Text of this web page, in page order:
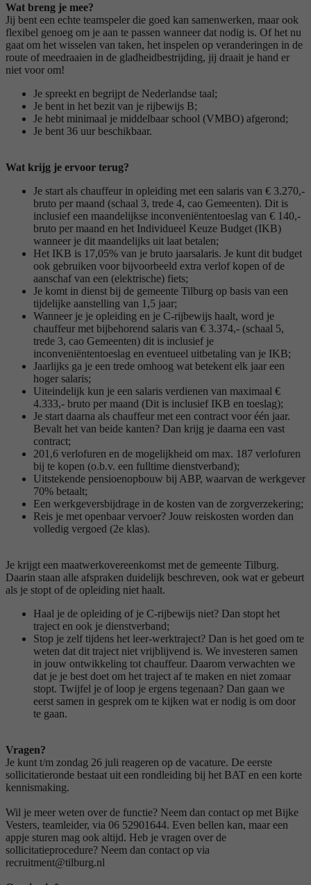
Wat breng je mee?
Jij bent een echte teamspeler die goed kan samenwerken, maar ook
flexibel genoeg om je aan te passen wanneer dat nodig is. Of het nu
gaat om het wisselen van taken, het inspelen op veranderingen in de
route of meedraaien in de gladheidbestrijding, jij draait je hand er
niet voor om!
Je spreekt en begrijpt de Nederlandse taal;
Je bent in het bezit van je rijbewijs B;
Je hebt minimaal je middelbaar school (VMBO) afgerond;
Je bent 36 uur beschikbaar.
Wat krijg je ervoor terug?
Je start als chauffeur in opleiding met een salaris van € 3.270,-
bruto per maand (schaal 3, trede 4, cao Gemeenten). Dit is
inclusief een maandelijkse inconveniëntentoeslag van € 140,-
bruto per maand en het Individueel Keuze Budget (IKB)
wanneer je dit maandelijks uit laat betalen;
Het IKB is 17,05% van je bruto jaarsalaris. Je kunt dit budget
ook gebruiken voor bijvoorbeeld extra verlof kopen of de
aanschaf van een (elektrische) fiets;
Je komt in dienst bij de gemeente Tilburg op basis van een
tijdelijke aanstelling van 1,5 jaar;
Wanneer je je opleiding en je C-rijbewijs haalt, word je
chauffeur met bijbehorend salaris van € 3.374,- (schaal 5,
trede 3, cao Gemeenten) dit is inclusief je
inconveniëntentoeslag en eventueel uitbetaling van je IKB;
Jaarlijks ga je een trede omhoog wat betekent elk jaar een
hoger salaris;
Uiteindelijk kun je een salaris verdienen van maximaal €
4.333,- bruto per maand (Dit is inclusief IKB en toeslag);
Je start daarna als chauffeur met een contract voor één jaar.
Bevalt het van beide kanten? Dan krijg je daarna een vast
contract;
201,6 verlofuren en de mogelijkheid om max. 187 verlofuren
bij te kopen (o.b.v. een fulltime dienstverband);
Uitstekende pensioenopbouw bij ABP, waarvan de werkgever
70% betaalt;
Een werkgeversbijdrage in de kosten van de zorgverzekering;
Reis je met openbaar vervoer? Jouw reiskosten worden dan
volledig vergoed (2e klas).
Je krijgt een maatwerkovereenkomst met de gemeente Tilburg.
Daarin staan alle afspraken duidelijk beschreven, ook wat er gebeurt
als je stopt of de opleiding niet haalt.
Haal je de opleiding of je C-rijbewijs niet? Dan stopt het
traject en ook je dienstverband;
Stop je zelf tijdens het leer-werktraject? Dan is het goed om te
weten dat dit traject niet vrijblijvend is. We investeren samen
in jouw ontwikkeling tot chauffeur. Daarom verwachten we
dat je je best doet om het traject af te maken en niet zomaar
stopt. Twijfel je of loop je ergens tegenaan? Dan gaan we
eerst samen in gesprek om te kijken wat er nodig is om door
te gaan.
Vragen?
Je kunt t/m zondag 26 juli reageren op de vacature. De eerste
sollicitatieronde bestaat uit een rondleiding bij het BAT en een korte
kennismaking.
Wil je meer weten over de functie? Neem dan contact op met Bijke
Vesters, teamleider, via 06 52901644. Even bellen kan, maar een
appje sturen mag ook altijd. Heb je vragen over de
sollicitatieprocedure? Neem dan contact op via
recruitment@tilburg.nl